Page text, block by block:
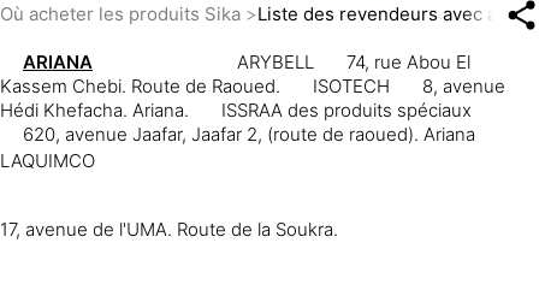
Où acheter les produits Sika Liste des revendeurs avec
ARIANA ARYBELL
74, rue Abou El
Kassem Chebi. Route de Raoued.
ISOTECH
8, avenue
Hédi Khefacha. Ariana.
ISSRAA des produits spéciaux
620, avenue Jaafar, Jaafar 2, (route de raoued). Ariana
LAQUIMCO
17, avenue de l'UMA. Route de la Soukra.